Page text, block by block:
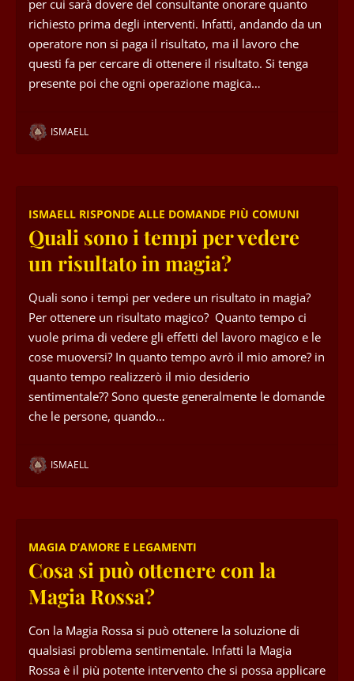
per cui sarà dovere del consultante onorare quanto
richiesto prima degli interventi. Infatti, andando da un
operatore non si paga il risultato, ma il lavoro che
questi fa per cercare di ottenere il risultato. Si tenga
presente poi che ogni operazione magica…
ISMAELL
ISMAELL RISPONDE ALLE DOMANDE PIÙ COMUNI
Quali sono i tempi per vedere
un risultato in magia?
Quali sono i tempi per vedere un risultato in magia?
Per ottenere un risultato magico? Quanto tempo ci
vuole prima di vedere gli effetti del lavoro magico e le
cose muoversi? In quanto tempo avrò il mio amore? in
quanto tempo realizzerò il mio desiderio
sentimentale?? Sono queste generalmente le domande
che le persone, quando…
ISMAELL
MAGIA D’AMORE E LEGAMENTI
Cosa si può ottenere con la
Magia Rossa?
Con la Magia Rossa si può ottenere la soluzione di
qualsiasi problema sentimentale. Infatti la Magia
Rossa è il più potente intervento che si possa applicare